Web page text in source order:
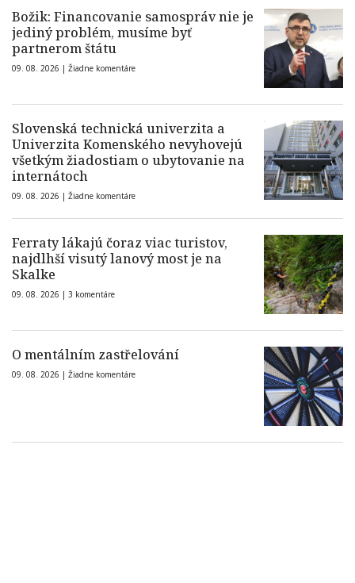
Božik: Financovanie samospráv nie je
jediný problém, musíme byť
partnerom štátu
09. 08. 2026 | Žiadne komentáre
Slovenská technická univerzita a
Univerzita Komenského nevyhovejú
všetkým žiadostiam o ubytovanie na
internátoch
09. 08. 2026 | Žiadne komentáre
Ferraty lákajú čoraz viac turistov,
najdlhší visutý lanový most je na
Skalke
09. 08. 2026 | 3 komentáre
O mentálním zastřelování
09. 08. 2026 | Žiadne komentáre